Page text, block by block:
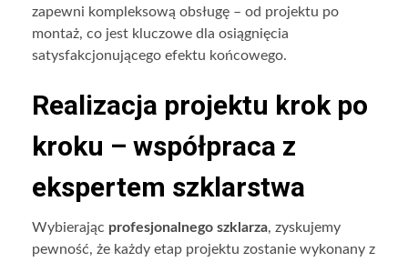
zapewni kompleksową obsługę – od projektu po
montaż, co jest kluczowe dla osiągnięcia
satysfakcjonującego efektu końcowego.
Realizacja projektu krok po
kroku – współpraca z
ekspertem szklarstwa
Wybierając profesjonalnego szklarza, zyskujemy
pewność, że każdy etap projektu zostanie wykonany z